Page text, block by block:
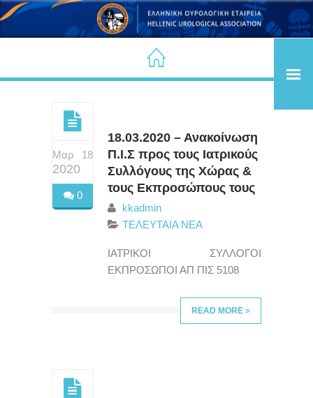
Μαρ 18
2020
0
18.03.2020 – Ανακοίνωση
Π.Ι.Σ προς τους Ιατρικούς
Συλλόγους της Χώρας &
τους Εκπροσώπους τους
kkadmin
ΤΕΛΕΥΤΑΙΑ ΝΕΑ
ΙΑΤΡΙΚΟΙ ΣΥΛΛΟΓΟΙ
ΕΚΠΡΟΣΩΠΟΙ ΑΠ ΠΙΣ 5108
READ MORE